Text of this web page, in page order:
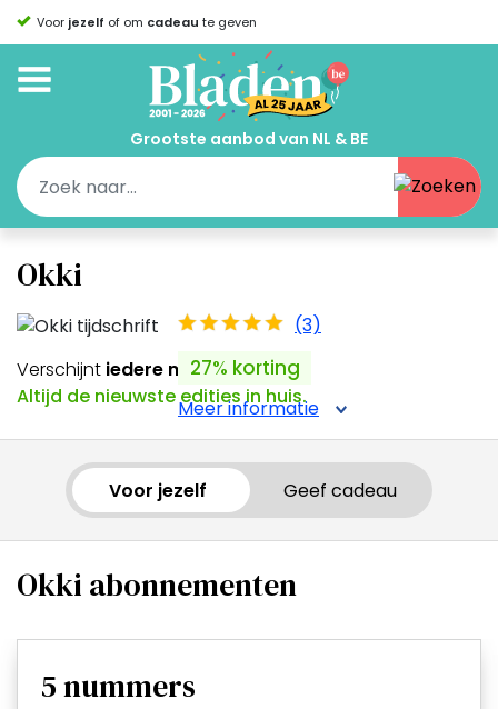
Voor jezelf of om cadeau te geven
Grootste aanbod van NL & BE
Okki
(3)
27% korting
Meer informatie
Verschijnt iedere maand
Altijd de nieuwste edities in huis.
Voor jezelf Geef cadeau
Okki abonnementen
5nummers